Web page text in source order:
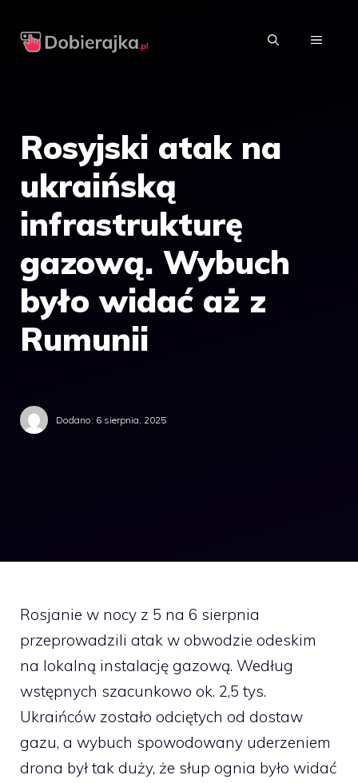
MENU
Rosyjski atak na
ukraińską
infrastrukturę
gazową. Wybuch
było widać aż z
Rumunii
Dodano: 6 sierpnia, 2025
Rosjanie w nocy z 5 na 6 sierpnia
przeprowadzili atak w obwodzie odeskim
na lokalną instalację gazową. Według
wstępnych szacunkowo ok. 2,5 tys.
Ukraińców zostało odciętych od dostaw
gazu, a wybuch spowodowany uderzeniem
drona był tak duży, że słup ognia było widać